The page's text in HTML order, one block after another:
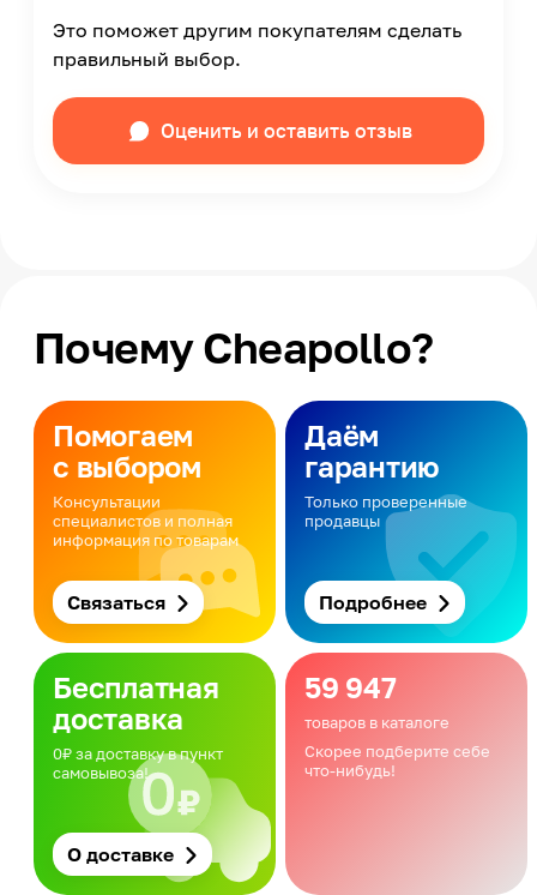
Это поможет другим покупателям сделать
правильный выбор.
Оценить и оставить отзыв
Почему Cheapollo?
Помогаем
с выбором
Консультации
специалистов и полная
информация по товарам
Связаться
Даём
гарантию
Только проверенные
продавцы
Подробнее
Бесплатная
доставка
0₽ за доставку в пункт
самовывоза!
О доставке
59 947
товаров в каталоге
Скорее подберите себе
что-нибудь!